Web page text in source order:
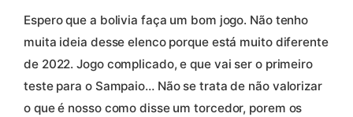
Espero que a bolivia faça um bom jogo. Não tenho
muita ideia desse elenco porque está muito diferente
de 2022. Jogo complicado, e que vai ser o primeiro
teste para o Sampaio… Não se trata de não valorizar
o que é nosso como disse um torcedor, porem os